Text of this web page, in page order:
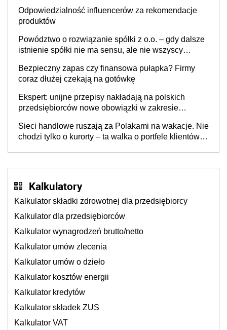
Odpowiedzialność influencerów za rekomendacje
produktów
Powództwo o rozwiązanie spółki z o.o. – gdy dalsze
istnienie spółki nie ma sensu, ale nie wszyscy
Bezpieczny zapas czy finansowa pułapka? Firmy
coraz dłużej czekają na gotówkę
Ekspert: unijne przepisy nakładają na polskich
przedsiębiorców nowe obowiązki w zakresie
Sieci handlowe ruszają za Polakami na wakacje. Nie
chodzi tylko o kurorty – ta walka o portfele klientów
Kalkulatory
Kalkulator składki zdrowotnej dla przedsiębiorcy
Kalkulator dla przedsiębiorców
Kalkulator wynagrodzeń brutto/netto
Kalkulator umów zlecenia
Kalkulator umów o dzieło
Kalkulator kosztów energii
Kalkulator kredytów
Kalkulator składek ZUS
Kalkulator VAT